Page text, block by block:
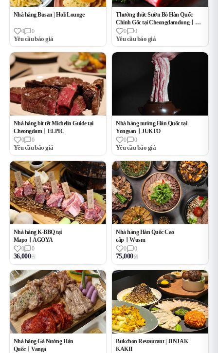
Nhà hàng Busan | Holi Lounge
0 0
Yêu cầu báo giá
Thưởng thức Sườn Bò Hàn Quốc
Chính Gốc tại CheongdamdongㅣChi
Nhánh Hwachunok Cheongdam
0 0
Yêu cầu báo giá
Nhà hàng bít tết Michelin Guide tại
CheongdamㅣELPIC
0
0
Yêu cầu báo giá
Nhà hàng nướng Hàn Quốc tại
YongsanㅣJUKTO
0
0
Yêu cầu báo giá
Nhà hàng K-BBQ tại
MapoㅣAGOYA
0
0
36,000원
Nhà hàng Hàn Quốc Cao
cấpㅣWusm
0
0
75,000원
Nhà hàng Gà Nướng Hàn
QuốcㅣVanga
Bukchon Restaurant | JINJAK
KAKII